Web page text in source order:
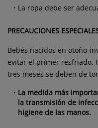
La ropa debe ser
PRECAUCIONES
Bebés nacidos en otoño-
evitar el primer resfriado.
tres meses se deben de
La medida más
la transmisión de
higiene de las manos.